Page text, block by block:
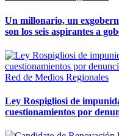
Un millonario, un
son los seis aspirantes a
Red de Medios Regionales
Ley Rospigliosi de
cuestionamientos por